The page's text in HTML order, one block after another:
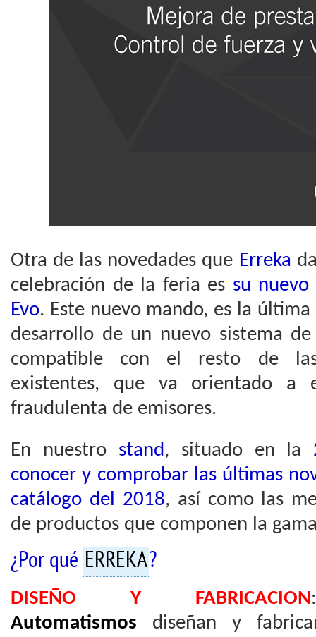
Otra de las novedades que Erreka
celebración de la feria es su nuevo
Evo. Este nuevo mando, es la
desarrollo de un nuevo sistema
compatible con el resto de las
existentes, que va orientado
fraudulenta de emisores.
En nuestrostand, situado en la
conocer y comprobar las últimas
catálogo del 2018, así como las
de productos que componen la
¿Por qué ERREKA?
DISEÑO Y FABRICACION
Automatismos diseñan y